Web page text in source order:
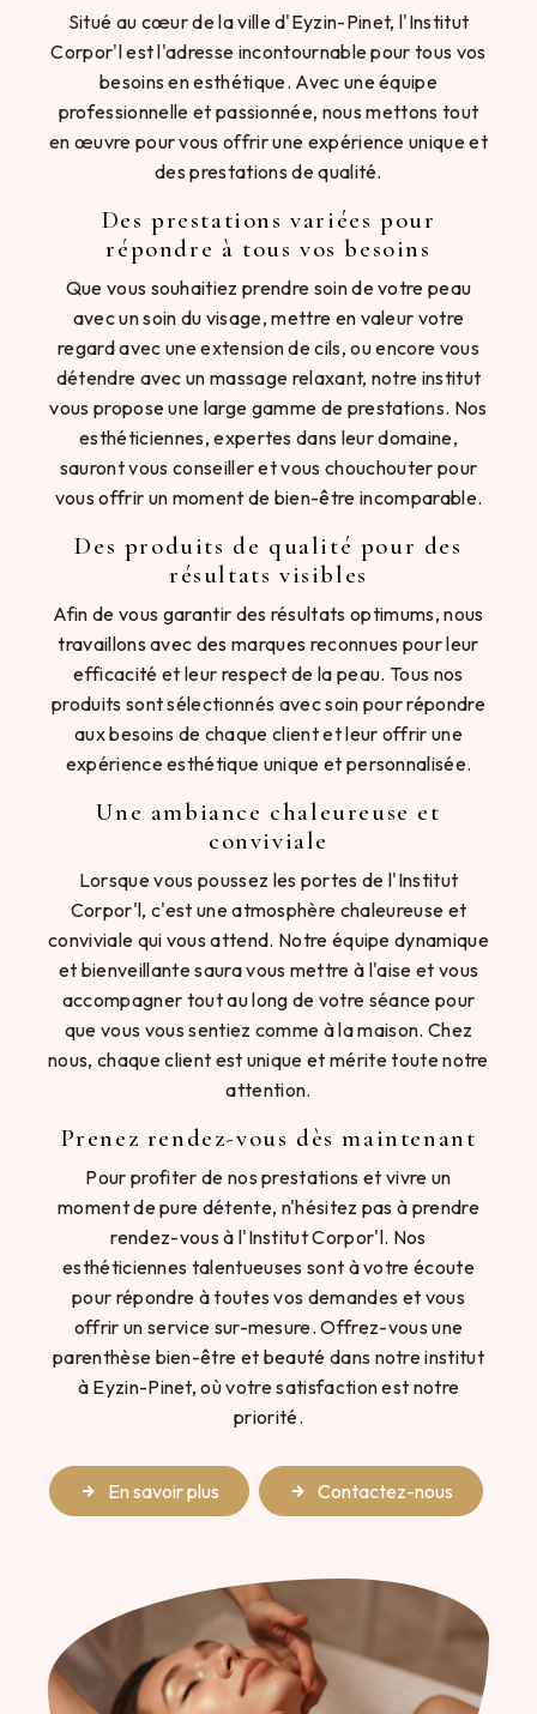
Situé au cœur de la ville d'Eyzin-Pinet, l'Institut
Corpor'l est l'adresse incontournable pour tous vos
besoins en esthétique. Avec une équipe
professionnelle et passionnée, nous mettons tout
en œuvre pour vous offrir une expérience unique et
des prestations de qualité.
Des prestations variées pour
répondre à tous vos besoins
Que vous souhaitiez prendre soin de votre peau
avec un soin du visage, mettre en valeur votre
regard avec une extension de cils, ou encore vous
détendre avec un massage relaxant, notre institut
vous propose une large gamme de prestations. Nos
esthéticiennes, expertes dans leur domaine,
sauront vous conseiller et vous chouchouter pour
vous offrir un moment de bien-être incomparable.
Des produits de qualité pour des
résultats visibles
Afin de vous garantir des résultats optimums, nous
travaillons avec des marques reconnues pour leur
efficacité et leur respect de la peau. Tous nos
produits sont sélectionnés avec soin pour répondre
aux besoins de chaque client et leur offrir une
expérience esthétique unique et personnalisée.
Une ambiance chaleureuse et
conviviale
Lorsque vous poussez les portes de l'Institut
Corpor'l, c'est une atmosphère chaleureuse et
conviviale qui vous attend. Notre équipe dynamique
et bienveillante saura vous mettre à l'aise et vous
accompagner tout au long de votre séance pour
que vous vous sentiez comme à la maison. Chez
nous, chaque client est unique et mérite toute notre
attention.
Prenez rendez-vous dès maintenant
Pour profiter de nos prestations et vivre un
moment de pure détente, n'hésitez pas à prendre
rendez-vous à l'Institut Corpor'l. Nos
esthéticiennes talentueuses sont à votre écoute
pour répondre à toutes vos demandes et vous
offrir un service sur-mesure. Offrez-vous une
parenthèse bien-être et beauté dans notre institut
à Eyzin-Pinet, où votre satisfaction est notre
priorité.
En savoir plus Contactez-nous